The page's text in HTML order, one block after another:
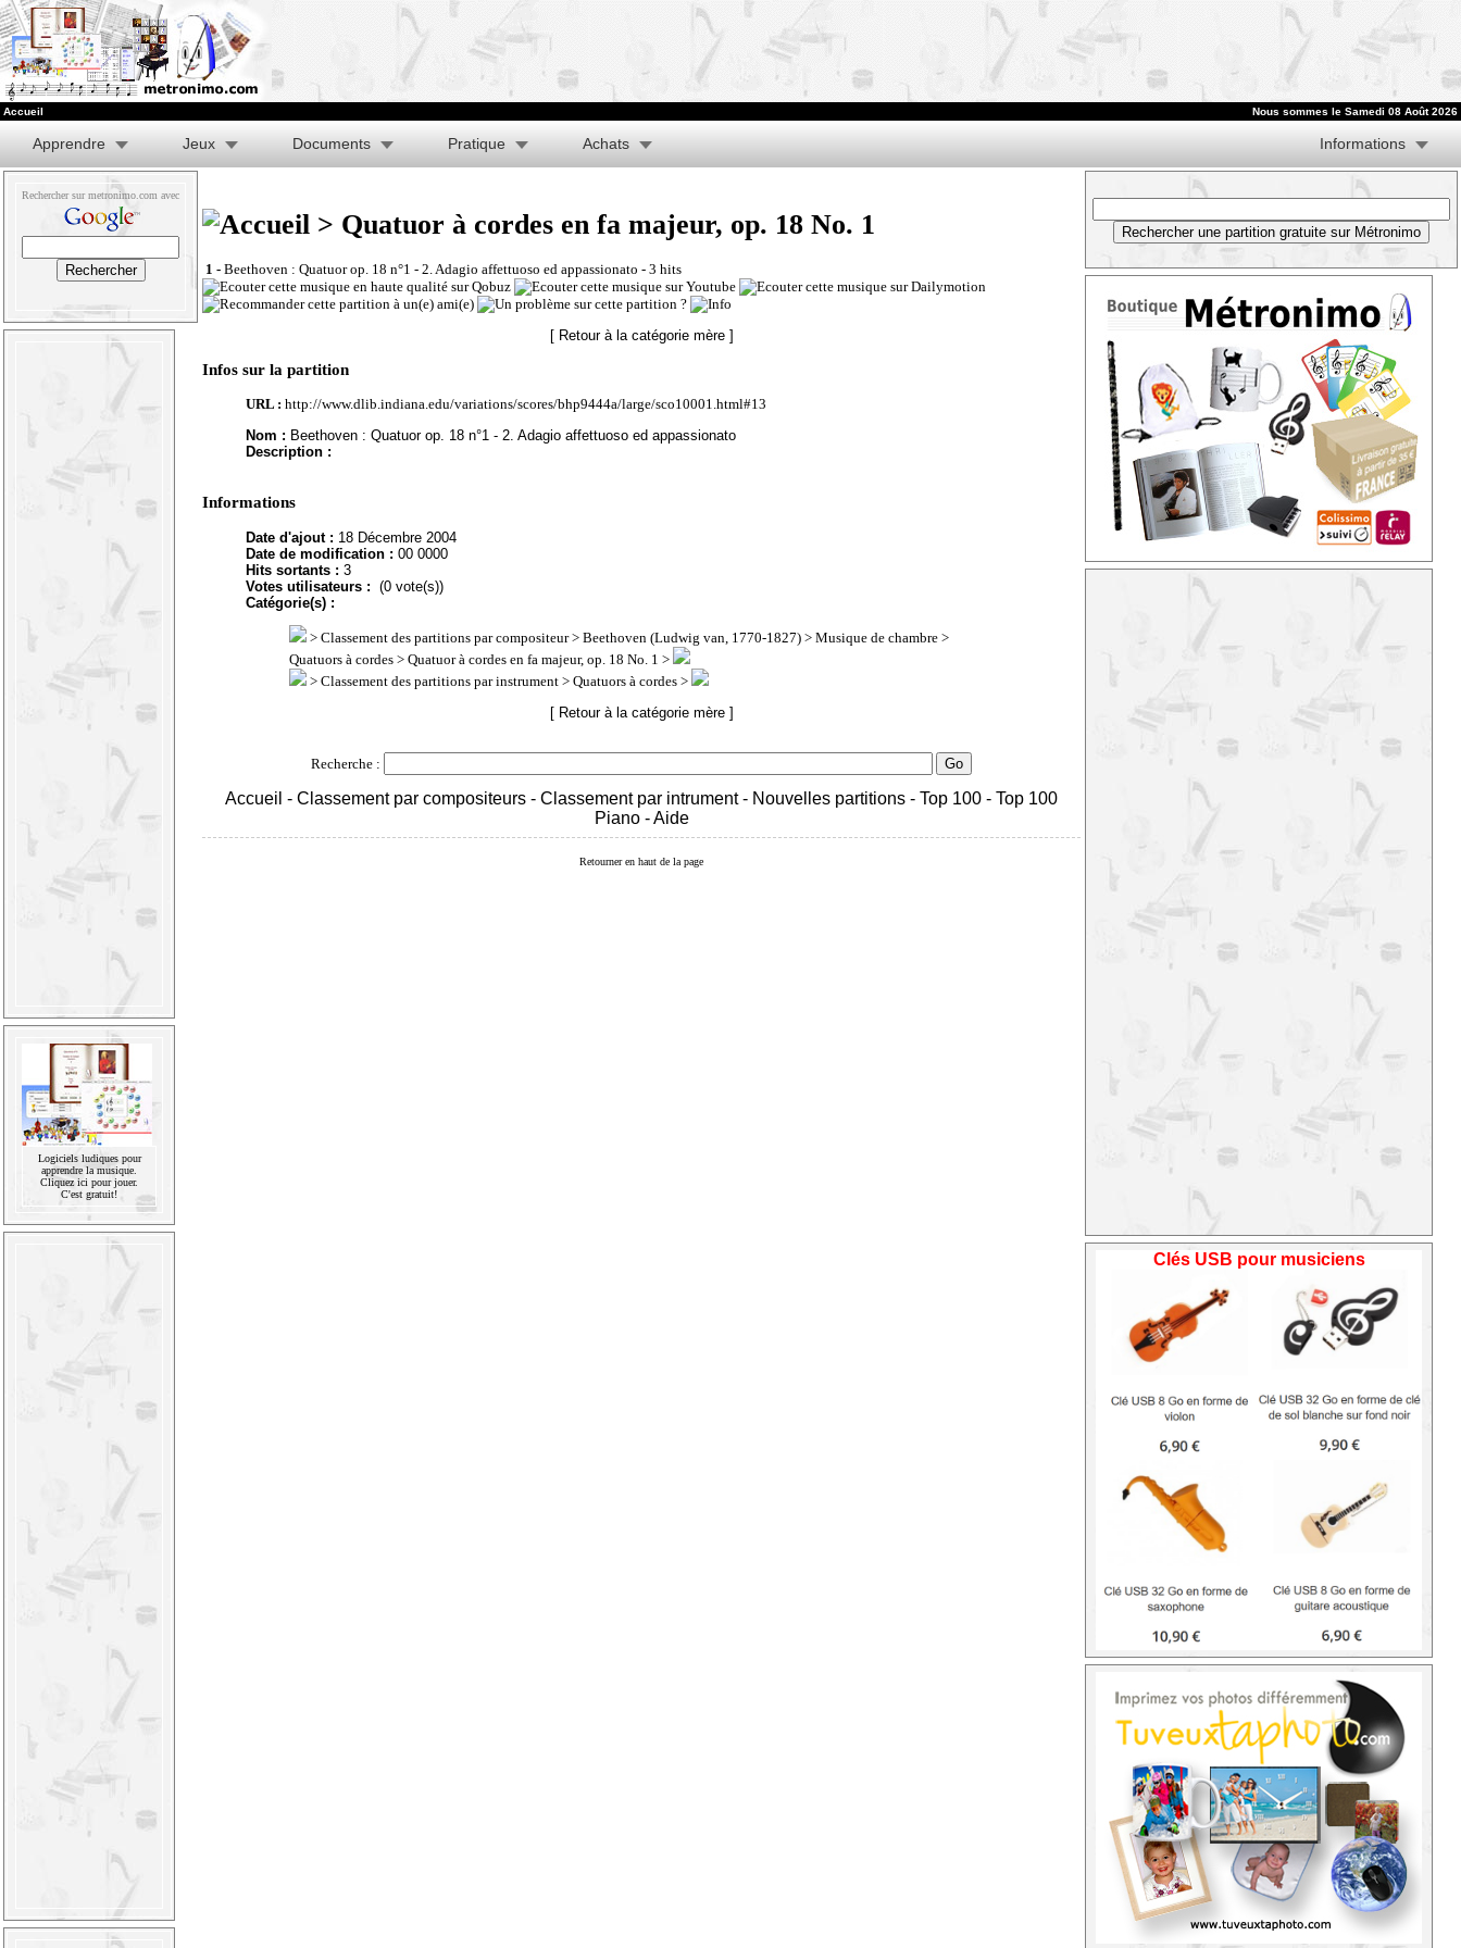
Accueil Nous sommes le Samedi 08 Août 2026
Apprendre Jeux Documents Pratique Achats Informations
Rechercher sur metronimo.com avec
Logiciels ludiques pour
apprendre la musique.
Cliquez ici pour jouer.
C'est gratuit!
> Quatuor à cordes en fa majeur, op. 18 No. 1
1 - Beethoven : Quatuor op. 18 n°1 - 2. Adagio affettuoso ed appassionato - 3 hits
[ Retour à la catégorie mère ]
Infos sur la partition
URL : http://www.dlib.indiana.edu/variations/scores/bhp9444a/large/sco10001.html#13
Nom : Beethoven : Quatuor op. 18 n°1 - 2. Adagio affettuoso ed appassionato
Description :
Informations
Date d'ajout : 18 Décembre 2004
Date de modification : 00 0000
Hits sortants : 3
Votes utilisateurs : (0 vote(s))
Catégorie(s) :
> Classement des partitions par compositeur> Beethoven (Ludwig van, 1770-1827) > Musique de chambre >
Quatuors à cordes > Quatuor à cordes en fa majeur, op. 18 No. 1 >
> Classement des partitions par instrument > Quatuors à cordes >
[ Retour à la catégorie mère ]
Recherche :
Accueil - Classement par compositeurs - Classement par intrument- Nouvelles partitions - Top 100 - Top 100
Piano-Aide
Retourner en haut de la page
Clés USB pour musiciens